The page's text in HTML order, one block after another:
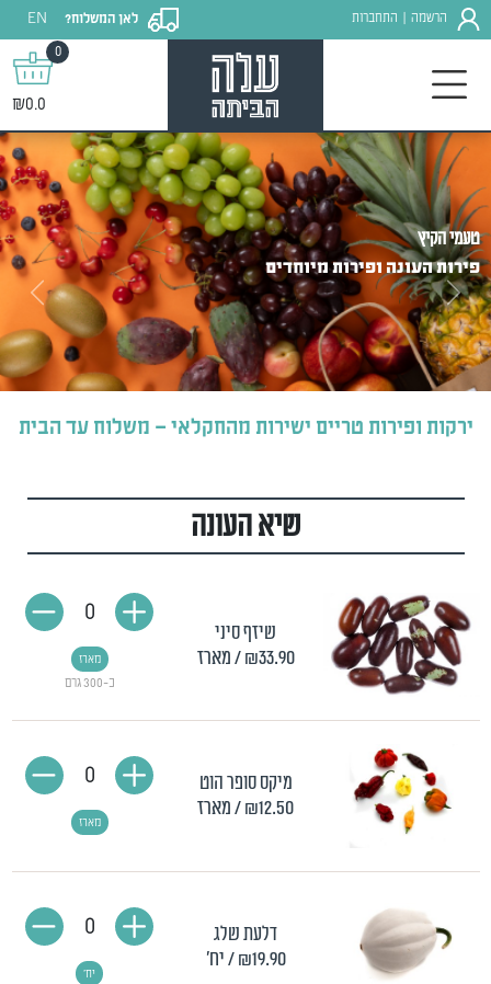
הרשמה התחברות לאן המשלוח?
EN
0
₪0.0
טעמי הקיץ
פירות העונה ופירות מיוחדים
ירקות ופירות טריים ישירות מהחקלאי – משלוח עד הבית
Previous
Next
שיא העונה
שיזף סיני
₪33.90 / מארז
כ-300 גרם
מארז
0
מיקס סופר הוט
₪12.50/ מארז
מארז
0
דלעת שלג
₪19.90 / יח'
יח'
0